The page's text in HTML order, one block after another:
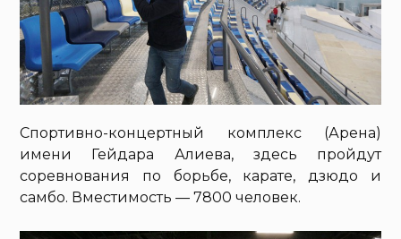
Спортивно-концертный комплекс (Арена)
имени Гейдара Алиева, здесь пройдут
соревнования по борьбе, карате, дзюдо и
самбо. Вместимость — 7800 человек.